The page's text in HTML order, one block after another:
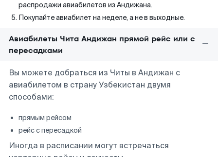
распродажи авиабилетов из Андижана.
Покупайте авиабилет на неделе, а не в выходные.
Авиабилеты Чита Андижан прямой рейс или с
пересадками
Вы можете добраться из Читы в Андижан с
авиабилетом в страну Узбекистан двумя
способами:
прямым рейсом
рейс с пересадкой
Иногда в расписании могут встречаться